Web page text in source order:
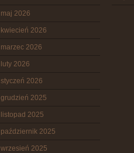
maj 2026
kwiecień 2026
marzec 2026
luty 2026
styczeń 2026
grudzień 2025
listopad 2025
październik 2025
wrzesień 2025